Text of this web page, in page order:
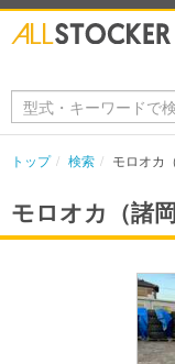
トップ 検索 モロオカ
モロオカ（諸